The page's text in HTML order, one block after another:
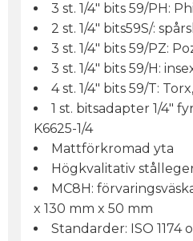
3 st. 1/4" bits 59/PH:
2 st. 1/4" bits59S/:
3 st. 1/4" bits 59/PZ:
3 st. 1/4" bits 59/H:
4 st. 1/4" bits 59/T:
1 st. bitsadapter 1/4"
K6625-1/4
Mattförkromad yta
Högkvalitativ
MC8H:
x 130 mm x 50 mm
Standarder: ISO 1174